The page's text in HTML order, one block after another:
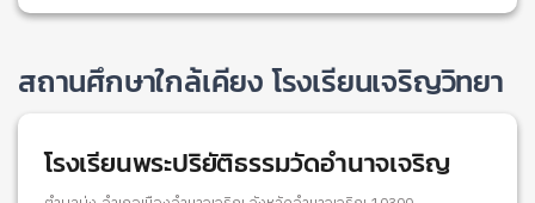
สถานศึกษาใกล้เคียง โรงเรียนเจริญวิทยา
โรงเรียนพระปริยัติธรรมวัดอำนาจเจริญ